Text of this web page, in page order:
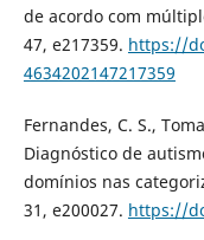
de acordo com
47, e217359. https://
4634202147217359
Fernandes, C. S.,
Diagnóstico de
domínios nas
31, e200027. https://